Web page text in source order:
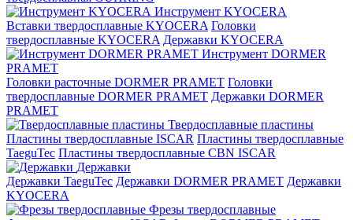
Инструмент KYOCERA
Вставки твердосплавные KYOCERA Головки
твердосплавные KYOCERA Державки KYOCERA
Инструмент DORMER
PRAMET
Головки расточные DORMER PRAMET Головки
твердосплавные DORMER PRAMET Державки DORMER
PRAMET
Твердосплавные пластины
Пластины твердосплавные ISCAR Пластины твердосплавные
TaeguTec Пластины твердосплавные CBN ISCAR
Державки
Державки TaeguTec Державки DORMER PRAMET Державки
KYOCERA
Фрезы твердосплавные